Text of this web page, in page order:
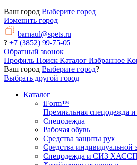
Ваш город Выберите город
Изменить город
barnaul@spets.ru
? +7 (3852) 99-75-05
Обратный звонок
Профиль Поиск Каталог Избранное
Ваш город Выберите город?
Выбрать другой город
Каталог
iForm™
Премиальная спецодежда и
Спецодежда
Рабочая обувь
Средства защиты рук
Средства индивидуальной
Спецодежда и СИЗ ХАССП